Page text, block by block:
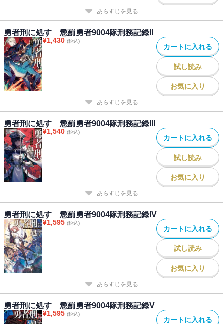
あらすじを見る
勇者刑に処す 懲罰勇者9004隊刑務記録II
¥1,430 (税込)
カートに入れる
試し読み
お気に入り
あらすじを見る
勇者刑に処す 懲罰勇者9004隊刑務記録III
¥1,540 (税込)
カートに入れる
試し読み
お気に入り
あらすじを見る
勇者刑に処す 懲罰勇者9004隊刑務記録IV
¥1,595 (税込)
カートに入れる
試し読み
お気に入り
あらすじを見る
勇者刑に処す 懲罰勇者9004隊刑務記録V
¥1,595 (税込)
カートに入れる